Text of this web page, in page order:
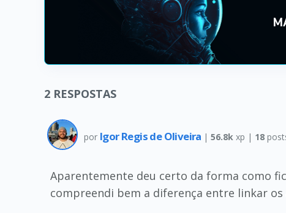
2 RESPOSTAS
por Igor Regis de Oliveira |56.8k xp | 18
Aparentemente deu certo da forma como
compreendi bem a diferença entre linkar